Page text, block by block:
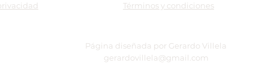
Términos y condiciones
Página diseñada por Gerardo Villela
gerardovillela@gmail.com